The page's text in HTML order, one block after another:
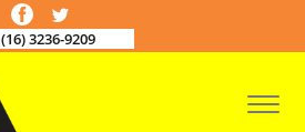
(16) 3236-9209